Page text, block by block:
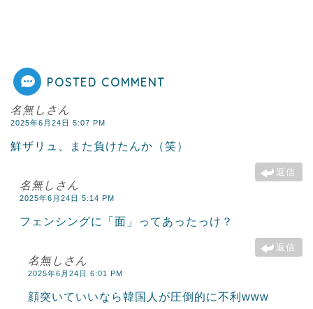
POSTED COMMENT
名無しさん
2025年6月24日 5:07 PM
鮮ザリュ、また負けたんか（笑）
返信
名無しさん
2025年6月24日 5:14 PM
フェンシングに「面」ってあったっけ？
返信
名無しさん
2025年6月24日 6:01 PM
顔突いていいなら韓国人が圧倒的に不利www